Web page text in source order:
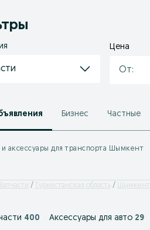
Цена
Бизнес Частные
и аксессуары для транспорта Шымкент
Запчасти Туркестанская область Шымкент
400 Аксессуары для авто 29